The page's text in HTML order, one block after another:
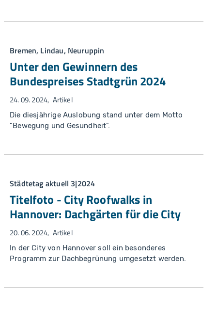
Bremen, Lindau, Neuruppin
Unter den Gewinnern des
Bundespreises Stadtgrün 2024
24. 09. 2024 Artikel
Die diesjährige Auslobung stand unter dem Motto
"Bewegung und Gesundheit".
Städtetag aktuell 3|2024
Titelfoto - City Roofwalks in
Hannover: Dachgärten für die City
20. 06. 2024 Artikel
In der City von Hannover soll ein besonderes
Programm zur Dachbegrünung umgesetzt werden.